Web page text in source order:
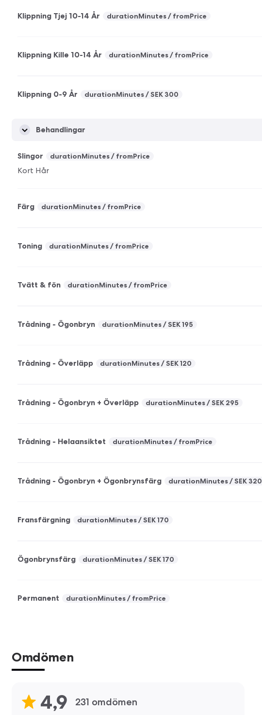
Klippning Tjej 10-14 År durationMinutes fromPrice
Klippning Kille 10-14 År durationMinutes fromPrice
Klippning 0-9 År durationMinutes SEK 300
Behandlingar
Slingor durationMinutes fromPrice
Kort Hår
Färg durationMinutes fromPrice
Toning durationMinutes fromPrice
Tvätt & fön durationMinutes fromPrice
Trådning - Ögonbryn durationMinutes SEK 195
Trådning - Överläpp durationMinutes SEK 120
Trådning - Ögonbryn + Överläpp durationMinutes SEK 295
Trådning - Helaansiktet durationMinutes fromPrice
Trådning - Ögonbryn + Ögonbrynsfärg durationMinutes SEK 320
Fransfärgning durationMinutes SEK 170
Ögonbrynsfärg durationMinutes SEK 170
Permanent durationMinutes fromPrice
Omdömen
4,9 231 omdömen